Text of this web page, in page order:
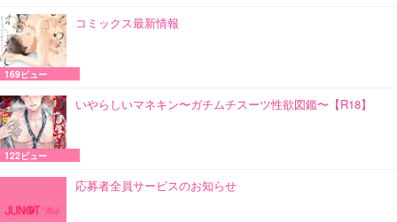
コミックス最新情報
169ビュー
いやらしいマネキン〜ガチムチスーツ性欲図鑑〜【R18】
122ビュー
応募者全員サービスのお知らせ